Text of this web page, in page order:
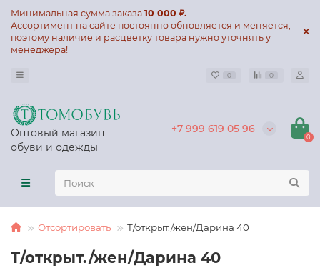
Минимальная сумма заказа 10 000 ₽.
Ассортимент на сайте постоянно обновляется и меняется,
поэтому наличие и расцветку товара нужно уточнять у
менеджера!
0 0
Оптовый магазин
обуви и одежды
+7 999 619 05 96
0
Отсортировать Т/открыт./жен/Дарина 40
Т/открыт./жен/Дарина 40